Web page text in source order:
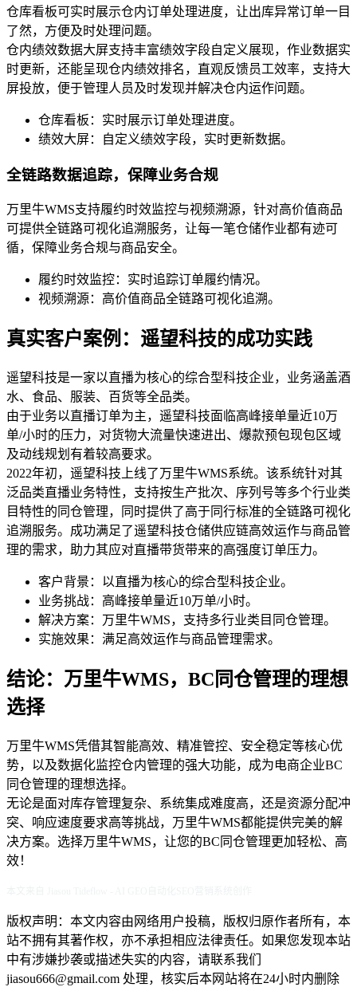
仓库看板可实时展示仓内订单处理进度，让出库异常订单一目
了然，方便及时处理问题。
仓内绩效数据大屏支持丰富绩效字段自定义展现，作业数据实
时更新，还能呈现仓内绩效排名，直观反馈员工效率，支持大
屏投放，便于管理人员及时发现并解决仓内运作问题。
仓库看板：实时展示订单处理进度。
绩效大屏：自定义绩效字段，实时更新数据。
全链路数据追踪，保障业务合规
万里牛WMS支持履约时效监控与视频溯源，针对高价值商品
可提供全链路可视化追溯服务，让每一笔仓储作业都有迹可
循，保障业务合规与商品安全。
履约时效监控：实时追踪订单履约情况。
视频溯源：高价值商品全链路可视化追溯。
真实客户案例：遥望科技的成功实践
遥望科技是一家以直播为核心的综合型科技企业，业务涵盖酒
水、食品、服装、百货等全品类。
由于业务以直播订单为主，遥望科技面临高峰接单量近10万
单/小时的压力，对货物大流量快速进出、爆款预包现包区域
及动线规划有着较高要求。
2022年初，遥望科技上线了万里牛WMS系统。该系统针对其
泛品类直播业务特性，支持按生产批次、序列号等多个行业类
目特性的同仓管理，同时提供了高于同行标准的全链路可视化
追溯服务。成功满足了遥望科技仓储供应链高效运作与商品管
理的需求，助力其应对直播带货带来的高强度订单压力。
客户背景：以直播为核心的综合型科技企业。
业务挑战：高峰接单量近10万单/小时。
解决方案：万里牛WMS，支持多行业类目同仓管理。
实施效果：满足高效运作与商品管理需求。
结论：万里牛WMS，BC同仓管理的理想
选择
万里牛WMS凭借其智能高效、精准管控、安全稳定等核心优
势，以及数据化监控仓内管理的强大功能，成为电商企业BC
同仓管理的理想选择。
无论是面对库存管理复杂、系统集成难度高，还是资源分配冲
突、响应速度要求高等挑战，万里牛WMS都能提供完美的解
决方案。选择万里牛WMS，让您的BC同仓管理更加轻松、高
效！
版权声明：本文内容由网络用户投稿，版权归原作者所有，本
站不拥有其著作权，亦不承担相应法律责任。如果您发现本站
中有涉嫌抄袭或描述失实的内容，请联系我们
jiasou666@gmail.com 处理，核实后本网站将在24小时内删除